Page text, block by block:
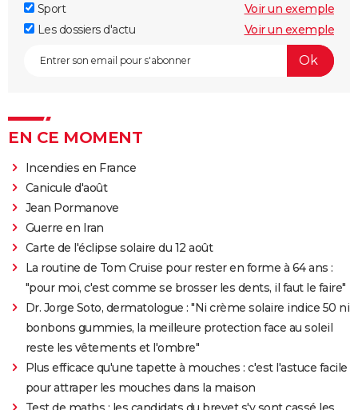
Sport
Voir un exemple
Les dossiers d'actu
Voir un exemple
EN CE MOMENT
Incendies en France
Canicule d'août
Jean Pormanove
Guerre en Iran
Carte de l'éclipse solaire du 12 août
La routine de Tom Cruise pour rester en forme à 64 ans :
"pour moi, c'est comme se brosser les dents, il faut le faire"
Dr. Jorge Soto, dermatologue : "Ni crème solaire indice 50 ni
bonbons gummies, la meilleure protection face au soleil
reste les vêtements et l'ombre"
Plus efficace qu'une tapette à mouches : c'est l'astuce facile
pour attraper les mouches dans la maison